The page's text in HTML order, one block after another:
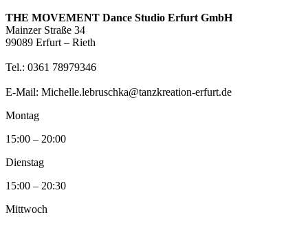
THE MOVEMENT Dance Studio Erfurt GmbH
Mainzer Straße 34
99089 Erfurt – Rieth
Tel.: 0361 78979346
E-Mail: Michelle.lebruschka@tanzkreation-erfurt.de
Montag
15:00 – 20:00
Dienstag
15:00 – 20:30
Mittwoch